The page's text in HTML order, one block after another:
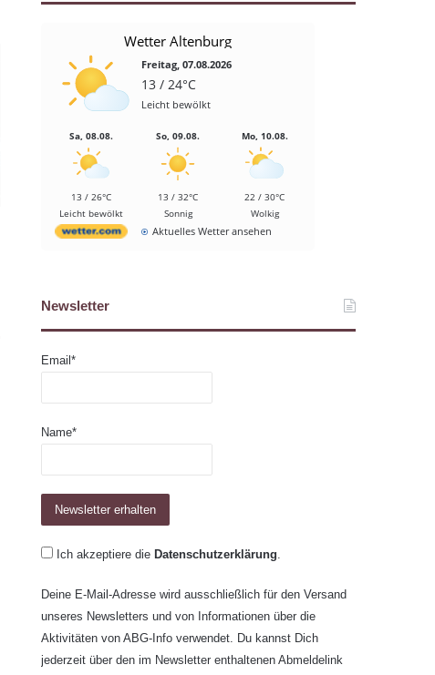
Wetter Altenburg
Freitag, 07.08.2026
13 / 24°C
Leicht bewölkt
Sa, 08.08.
13 / 26°C
Leicht bewölkt
So, 09.08.
13 / 32°C
Sonnig
Mo, 10.08.
22 / 30°C
Wolkig
Aktuelles Wetter ansehen
Newsletter
Email*
Name*
Ich akzeptiere die Datenschutzerklärung.
Deine E-Mail-Adresse wird ausschließlich für den Versand
unseres Newsletters und von Informationen über die
Aktivitäten von ABG-Info verwendet. Du kannst Dich
jederzeit über den im Newsletter enthaltenen Abmeldelink